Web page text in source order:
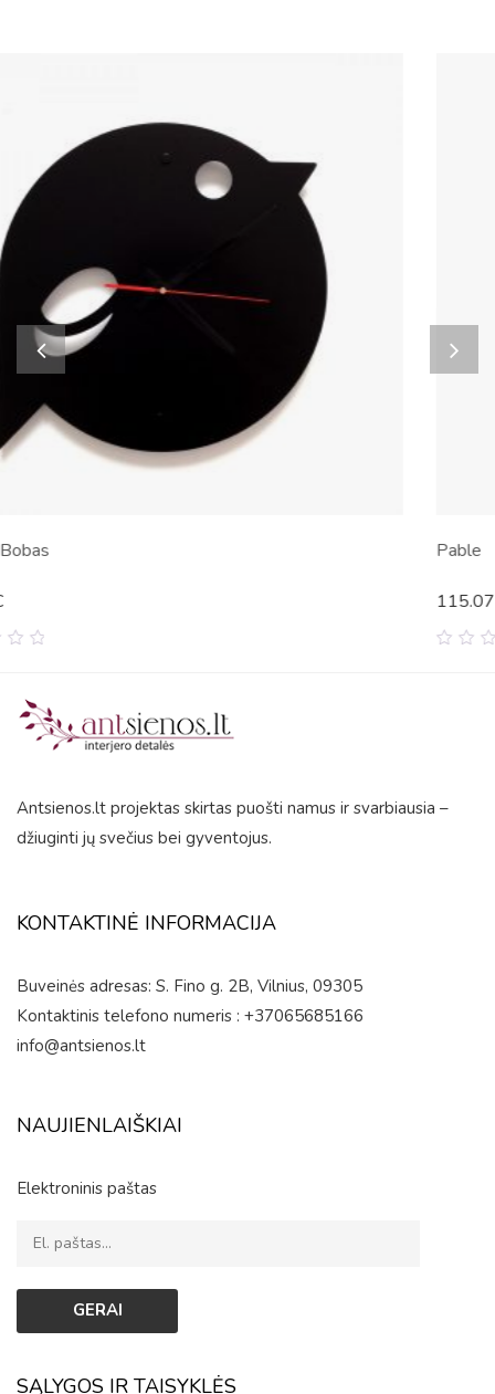
Pable
5
Antsienos.lt projektas skirtas puošti namus ir svarbiausia –
džiuginti jų svečius bei gyventojus.
KONTAKTINĖ INFORMACIJA
Buveinės adresas: S. Fino g. 2B, Vilnius, 09305
Kontaktinis telefono numeris : +37065685166
info@antsienos.lt
NAUJIENLAIŠKIAI
Elektroninis paštas
SĄLYGOS IR TAISYKLĖS